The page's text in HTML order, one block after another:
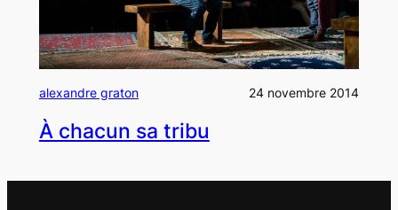
alexandre graton 24 novembre 2014
À chacun sa tribu